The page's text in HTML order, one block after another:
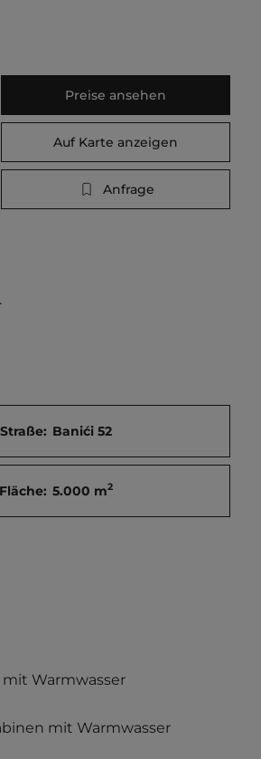
Preise ansehen
Auf Karte anzeigen
Anfrage
Straße: Banići 52
Fläche: 5.000 m2
Warmwasser
mit Warmwasser